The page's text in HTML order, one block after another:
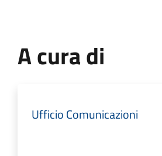
A cura di
Ufficio Comunicazioni